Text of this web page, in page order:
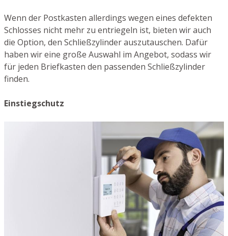
Wenn der Postkasten allerdings wegen eines defekten
Schlosses nicht mehr zu entriegeln ist, bieten wir auch
die Option, den Schließzylinder auszutauschen. Dafür
haben wir eine große Auswahl im Angebot, sodass wir
für jeden Briefkasten den passenden Schließzylinder
finden.
Einstiegschutz